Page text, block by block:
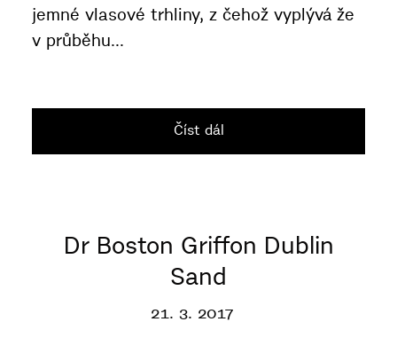
jemné vlasové trhliny, z čehož vyplývá že
v průběhu...
Číst dál
Dr Boston Griffon Dublin
Sand
21. 3. 2017